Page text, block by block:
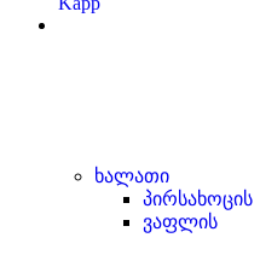
ხალათი
პირსახოცის
ვაფლის